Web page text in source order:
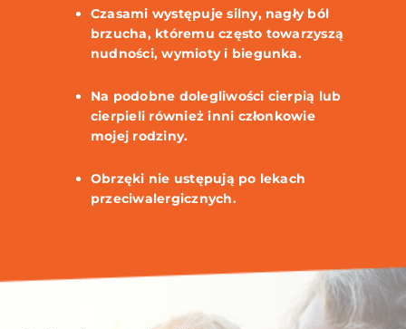
Czasami występuje silny, nagły ból
brzucha, któremu często towarzyszą
nudności, wymioty i biegunka.
Na podobne dolegliwości cierpią lub
cierpieli również inni członkowie
mojej rodziny.
Obrzęki nie ustępują po lekach
przeciwalergicznych.